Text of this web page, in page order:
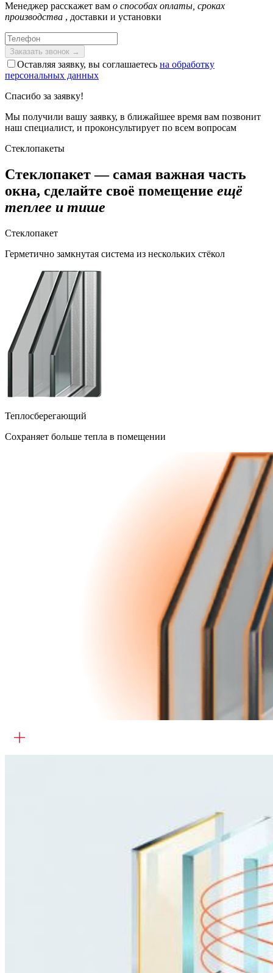
Менеджер расскажет вам о способах оплаты, сроках
производства , доставки и установки
Оставляя заявку, вы соглашаетесь на обработку
персональных данных
Спасибо за заявку!
Мы получили вашу заявку, в ближайшее время вам позвонит
наш специалист, и проконсультирует по всем вопросам
Стеклопакеты
Стеклопакет — самая важная часть
окна, сделайте своё помещение ещё
теплее и тише
Стеклопакет
Герметично замкнутая система из нескольких стёкол
Теплосберегающий
Сохраняет больше тепла в помещении